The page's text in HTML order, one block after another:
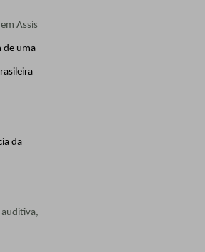
Assis
de uma
da
auditiva,